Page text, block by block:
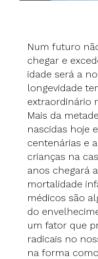
Num futuro
chegar e
idade será a
longevidade
extraordinário
Mais da
nascidas hoje
centenárias e
crianças na
anos chegará
mortalidade
médicos são
do
um fator que
radicais no
na forma